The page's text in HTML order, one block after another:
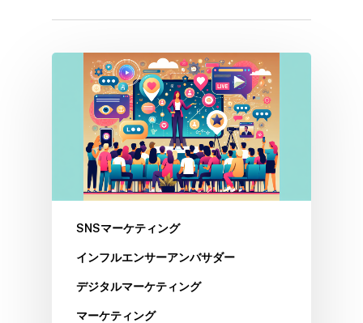
SNSマーケティング
インフルエンサーアンバサダー
デジタルマーケティング
マーケティング